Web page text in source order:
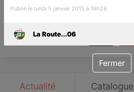
Actualité Catalogue
Publié le lundi 5 janvier 2015 à 16h26
La Route...06
Fermer